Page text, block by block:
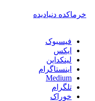
خرماکده دنیادیده
فیسبوک
ایکس
لینکداین
اینستاگرام
Medium
تلگرام
خوراک